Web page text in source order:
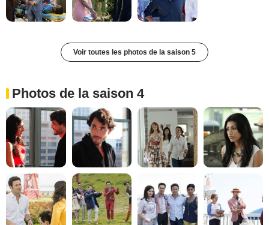
Voir toutes les photos de la saison 5
Photos de la saison 4